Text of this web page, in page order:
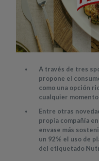
A través de tres
propone el
como una opción
cualquier momento
Entre otras
propia compañía
envase más
un 92% el uso de
del etiquetado